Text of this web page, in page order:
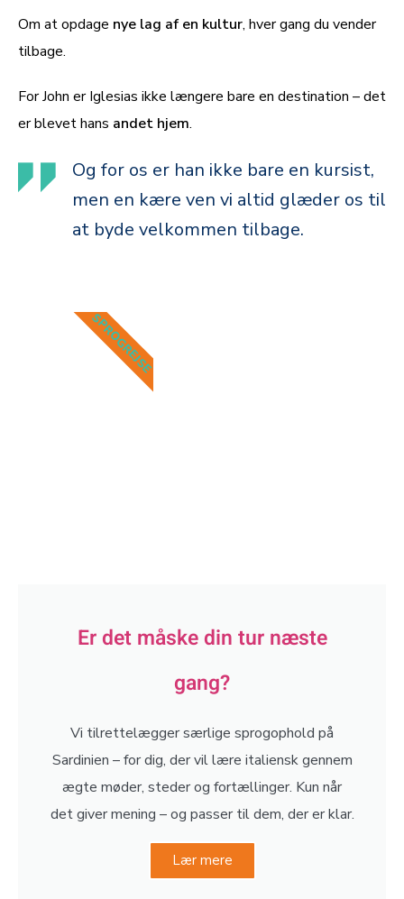
Om at opdage nye lag af en kultur, hver gang du vender
tilbage.
For John er Iglesias ikke længere bare en destination – det
er blevet hans andet hjem.
Og for os er han ikke bare en kursist,
men en kære ven vi altid glæder os til
at byde velkommen tilbage.
Er det måske din tur næste
gang?
Vi tilrettelægger særlige sprogophold på
Sardinien – for dig, der vil lære italiensk gennem
ægte møder, steder og fortællinger. Kun når
det giver mening – og passer til dem, der er klar.
Lær mere
SPROGREJSE